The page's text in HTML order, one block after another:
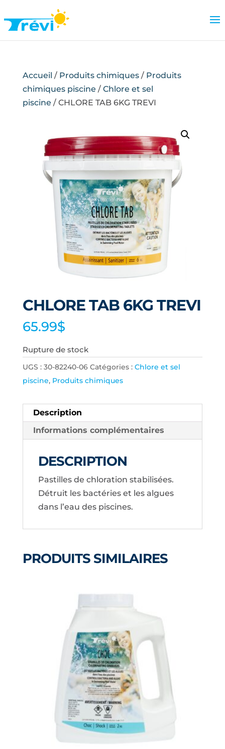
Accueil / Produits chimiques/ Produits
chimiques piscine / Chlore et sel
piscine / CHLORE TAB 6KG TREVI
CHLORE TAB 6KG TREVI
65.99$
Rupture de stock
UGS : 30-82240-06 Catégories : Chlore et sel
piscine, Produits chimiques
Description
Informations complémentaires
DESCRIPTION
Pastilles de chloration stabilisées.
Détruit les bactéries et les algues
dans l’eau des piscines.
PRODUITS SIMILAIRES